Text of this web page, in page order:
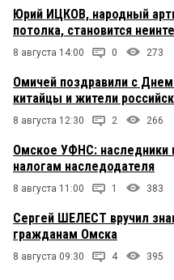
Юрий ИЦКОВ, народный
потолка, становится
8 августа 14:00 0 273
Омичей поздравили с
китайцы и жители
8 августа 12:30 2 266
Омское УФНС: наследники
налогам наследодателя
8 августа 11:00 1 383
Сергей ШЕЛЕСТ вручил
гражданам Омска
8 августа 09:30 4 395